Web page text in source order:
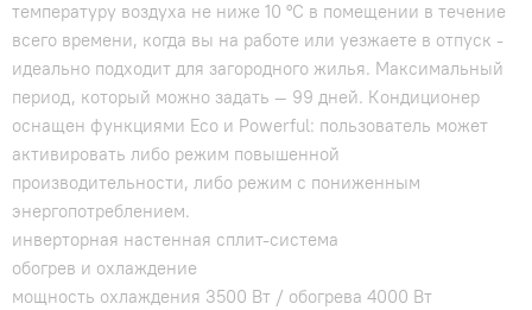
температуру воздуха не ниже 10 °C в помещении в течение
всего времени, когда вы на работе или уезжаете в отпуск -
идеально подходит для загородного жилья. Максимальный
период, который можно задать — 99 дней. Кондиционер
оснащен функциями Eco и Powerful: пользователь может
активировать либо режим повышенной
производительности, либо режим с пониженным
энергопотреблением.
инверторная настенная сплит-система
обогрев и охлаждение
мощность охлаждения 3500 Вт / обогрева 4000 Вт